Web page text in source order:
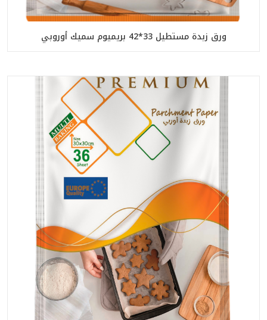
ورق زبدة مستطيل 33*42 بريميوم سميك أوروبي